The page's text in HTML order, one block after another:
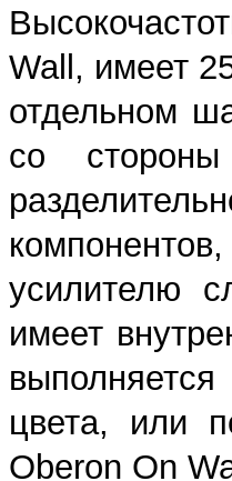
Wall, имеет
отдельном
со
усилителю
имеет
цвета, или
Oberon On